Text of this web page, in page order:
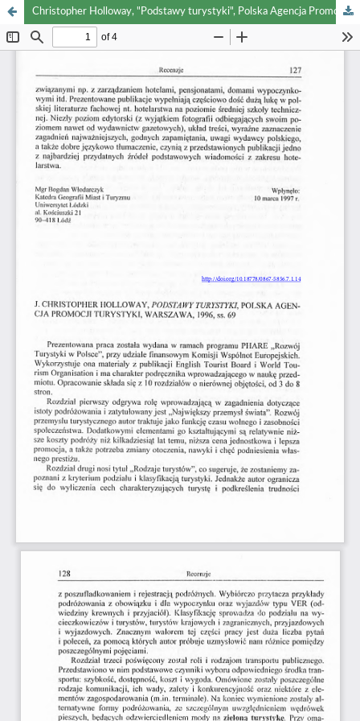
Christopher Holloway, "Podstawy turystyki", Polska Agencja Promocji Turystyki, 1996, Warszawa, ss. 69